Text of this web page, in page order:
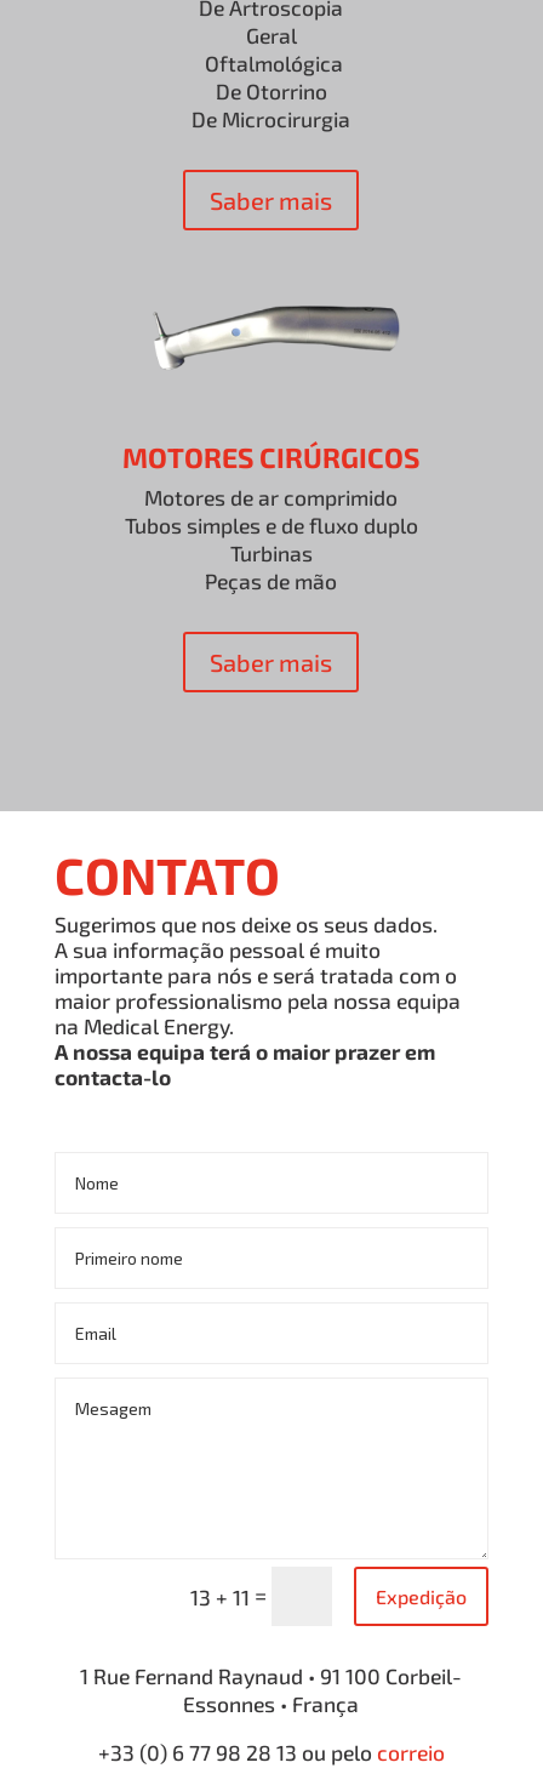
De Artroscopia
Geral
Oftalmológica
De Otorrino
De Microcirurgia
Saber mais
MOTORES CIRÚRGICOS
Motores de ar comprimido
Tubos simples e de fluxo duplo
Turbinas
Peças de mão
Saber mais
CONTATO
Sugerimos que nos deixe os seus dados.
A sua informação pessoal é muito
importante para nós e será tratada com o
maior professionalismo pela nossa equipa
na Medical Energy.
A nossa equipa terá o maior prazer em
contacta-lo
13 + 11 = Expedição
1 Rue Fernand Raynaud • 91 100 Corbeil-
Essonnes • França
+33 (0) 6 77 98 28 13 ou pelo correio